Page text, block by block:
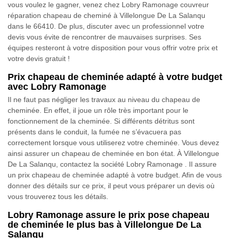
vous voulez le gagner, venez chez Lobry Ramonage couvreur
réparation chapeau de cheminé à Villelongue De La Salanqu
dans le 66410. De plus, discuter avec un professionnel votre
devis vous évite de rencontrer de mauvaises surprises. Ses
équipes resteront à votre disposition pour vous offrir votre prix et
votre devis gratuit !
Prix chapeau de cheminée adapté à votre budget
avec Lobry Ramonage
Il ne faut pas négliger les travaux au niveau du chapeau de
cheminée. En effet, il joue un rôle très important pour le
fonctionnement de la cheminée. Si différents détritus sont
présents dans le conduit, la fumée ne s’évacuera pas
correctement lorsque vous utiliserez votre cheminée. Vous devez
ainsi assurer un chapeau de cheminée en bon état. À Villelongue
De La Salanqu, contactez la société Lobry Ramonage . Il assure
un prix chapeau de cheminée adapté à votre budget. Afin de vous
donner des détails sur ce prix, il peut vous préparer un devis où
vous trouverez tous les détails.
Lobry Ramonage assure le prix pose chapeau
de cheminée le plus bas à Villelongue De La
Salanqu